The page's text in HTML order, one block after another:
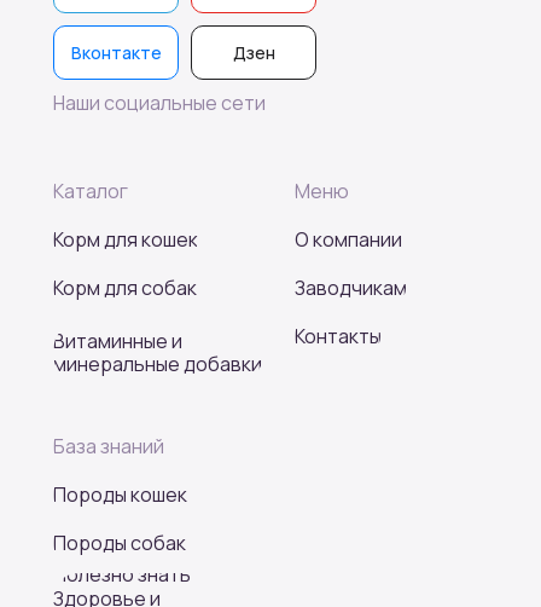
База знаний
О компании
Контакты
Заводчикам
Каталог
Корм для кошек
Корм для собак
Витаминные и
минеральные добавки
Породы кошек
Породы собак
Полезно знать
Здоровье и
Меню
Наши социальные сети
Дзен
Вконтакте